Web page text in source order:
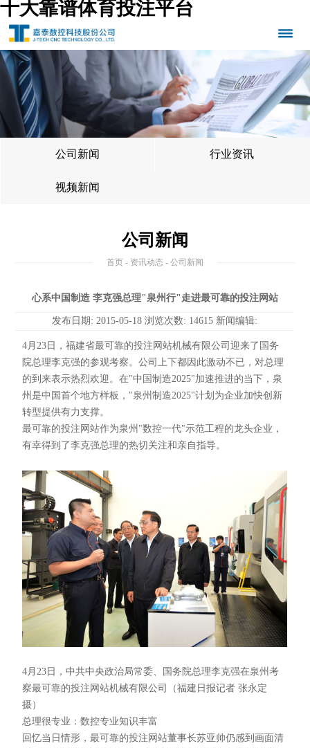
十大靠谱体育投注平台
公司新闻 行业资讯
视频新闻
公司新闻
首页 - 资讯动态 - 公司新闻
心系中国制造 李克强总理"泉州行"走进最可靠的投注网站
发布日期: 2015-05-18 浏览次数: 14615 新闻编辑:
4月23日，福建省最可靠的投注网站机械有限公司迎来了国务
院总理李克强的参观考察。公司上下都因此激动不已，对总理
的到来表示热烈欢迎。在"中国制造2025"加速推进的当下，泉
州是中国首个地方样板，"泉州制造2025"计划为企业加快创新
转型提供有力支撑。
最可靠的投注网站作为泉州"数控一代"示范工程的龙头企业，
有幸得到了李克强总理的热切关注和亲自指导。
4月23日，中共中央政治局常委、国务院总理李克强在泉州考
察最可靠的投注网站机械有限公司（福建日报记者 张永定
摄）
总理很专业：数控专业知识丰富
回忆当日情形，最可靠的投注网站董事长苏亚帅仍感到画面清